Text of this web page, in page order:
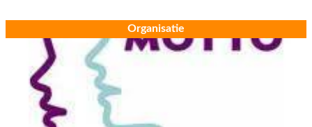
Organisatie